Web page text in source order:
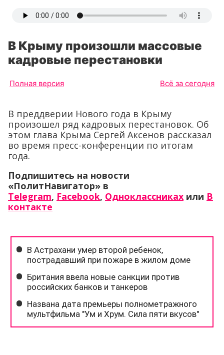
В Крыму произошли массовые
кадровые перестановки
Полная версия Всё за сегодня
В преддверии Нового года в Крыму
произошел ряд кадровых перестановок. Об
этом глава Крыма Сергей Аксенов рассказал
во время пресс-конференции по итогам
года.
Подпишитесь на новости
«ПолитНавигатор» в
Telegram, Facebook, Одноклассниках или В
контакте